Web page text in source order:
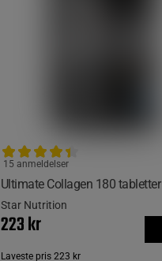
Ultimate Collagen 180 tabletter
15 anmeldelser
Star Nutrition
223 kr
Laveste pris 223 kr